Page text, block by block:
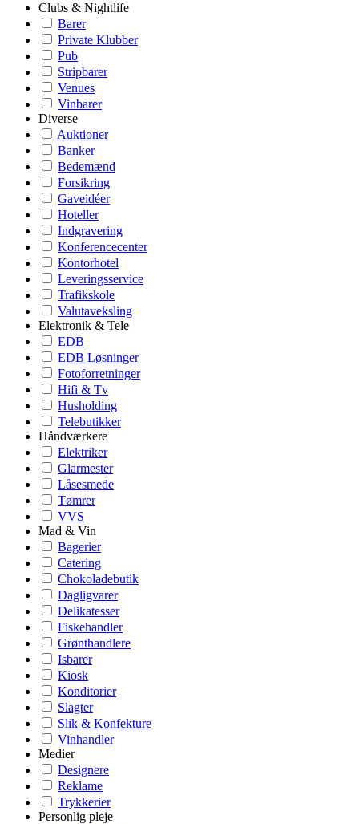
Clubs & Nightlife
Barer
Private Klubber
Pub
Stripbarer
Venues
Vinbarer
Diverse
Auktioner
Banker
Bedemænd
Forsikring
Gaveidéer
Hoteller
Indgravering
Konferencecenter
Kontorhotel
Leveringsservice
Trafikskole
Valutaveksling
Elektronik & Tele
EDB
EDB Løsninger
Fotoforretninger
Hifi & Tv
Husholding
Telebutikker
Håndværkere
Elektriker
Glarmester
Låsesmede
Tømrer
VVS
Mad & Vin
Bagerier
Catering
Chokoladebutik
Dagligvarer
Delikatesser
Fiskehandler
Grønthandlere
Isbarer
Kiosk
Konditorier
Slagter
Slik & Konfekture
Vinhandler
Medier
Designere
Reklame
Trykkerier
Personlig pleje